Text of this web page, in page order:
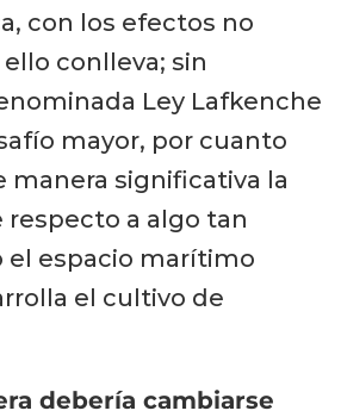
con los efectos no
conlleva; sin
Ley Lafkenche
mayor, por cuanto
manera significativa la
a algo tan
el espacio marítimo
el cultivo de
debería cambiarse